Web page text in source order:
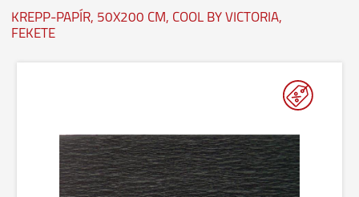
KREPP-PAPÍR, 50X200 CM, COOL BY VICTORIA,
FEKETE